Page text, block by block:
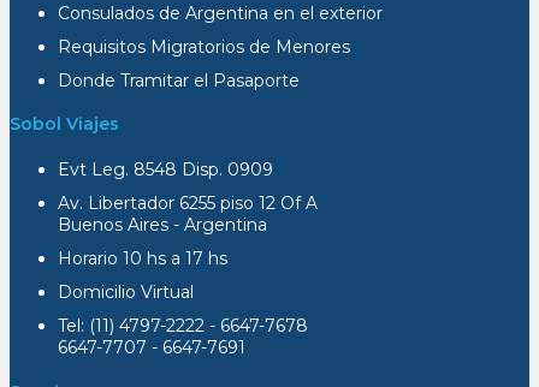
Consulados de Argentina en el exterior
Requisitos Migratorios de Menores
Donde Tramitar el Pasaporte
Sobol Viajes
Evt Leg. 8548 Disp. 0909
Av. Libertador 6255 piso 12 Of A
Buenos Aires - Argentina
Horario 10 hs a 17 hs
Domicilio Virtual
Tel: (11) 4797-2222 - 6647-7678
6647-7707 - 6647-7691